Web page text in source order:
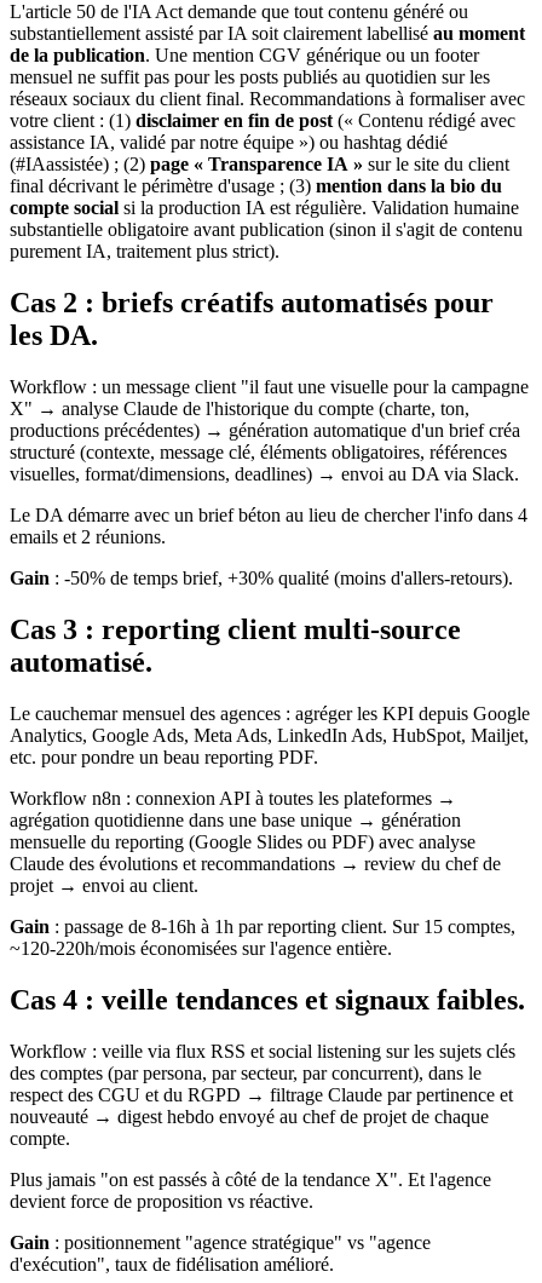
L'article 50 de l'IA Act demande que tout contenu généré ou
substantiellement assisté par IA soit clairement labellisé au moment
de la publication. Une mention CGV générique ou un footer
mensuel ne suffit pas pour les posts publiés au quotidien sur les
réseaux sociaux du client final. Recommandations à formaliser avec
votre client : (1) disclaimer en fin de post(« Contenu rédigé avec
assistance IA, validé par notre équipe ») ou hashtag dédié
(#IAassistée) ; (2) page « Transparence IA » sur le site du client
final décrivant le périmètre d'usage ; (3) mention dans la bio du
compte social si la production IA est régulière. Validation humaine
substantielle obligatoire avant publication (sinon il s'agit de contenu
purement IA, traitement plus strict).
Cas 2 : briefs créatifs automatisés pour
les DA.
Workflow : un message client "il faut une visuelle pour la campagne
X" → analyse Claude de l'historique du compte (charte, ton,
productions précédentes) → génération automatique d'un brief créa
structuré (contexte, message clé, éléments obligatoires, références
visuelles, format/dimensions, deadlines) → envoi au DA via Slack.
Le DA démarre avec un brief béton au lieu de chercher l'info dans 4
emails et 2 réunions.
Gain : -50% de temps brief, +30% qualité (moins d'allers-retours).
Cas 3 : reporting client multi-source
automatisé.
Le cauchemar mensuel des agences : agréger les KPI depuis Google
Analytics, Google Ads, Meta Ads, LinkedIn Ads, HubSpot, Mailjet,
etc. pour pondre un beau reporting PDF.
Workflow n8n : connexion API à toutes les plateformes →
agrégation quotidienne dans une base unique → génération
mensuelle du reporting (Google Slides ou PDF) avec analyse
Claude des évolutions et recommandations → review du chef de
projet → envoi au client.
Gain : passage de 8-16h à 1h par reporting client. Sur 15 comptes,
~120-220h/mois économisées sur l'agence entière.
Cas 4 : veille tendances et signaux faibles.
Workflow : veille via flux RSS et social listening sur les sujets clés
des comptes (par persona, par secteur, par concurrent), dans le
respect des CGU et du RGPD → filtrage Claude par pertinence et
nouveauté → digest hebdo envoyé au chef de projet de chaque
compte.
Plus jamais "on est passés à côté de la tendance X". Et l'agence
devient force de proposition vs réactive.
Gain : positionnement "agence stratégique" vs "agence
d'exécution", taux de fidélisation amélioré.